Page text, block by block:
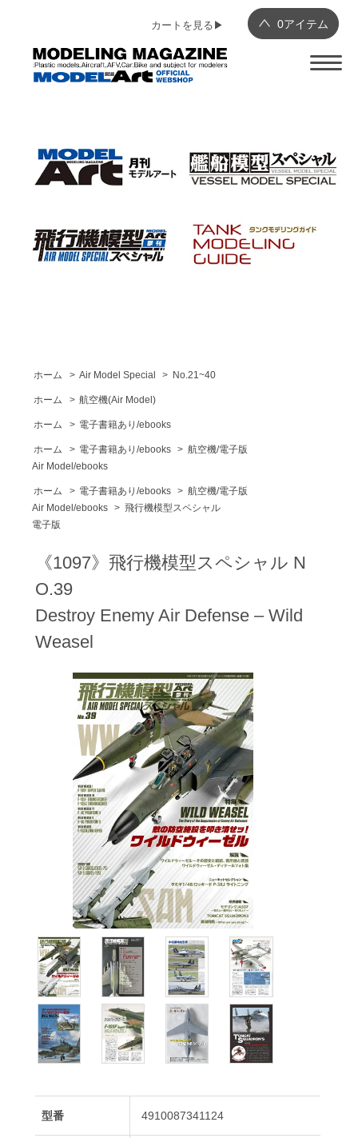
0アイテム
カートを見る▶︎
ホーム > Air Model Special > No.21~40
ホーム > 航空機(Air Model)
ホーム > 電子書籍あり/ebooks
ホーム > 電子書籍あり/ebooks > 航空機/電子版
Air Model/ebooks
ホーム > 電子書籍あり/ebooks > 航空機/電子版
Air Model/ebooks > 飛行機模型スペシャル
電子版
《1097》飛行機模型スペシャル N
O.39
Destroy Enemy Air Defense – Wild
Weasel
型番 4910087341124